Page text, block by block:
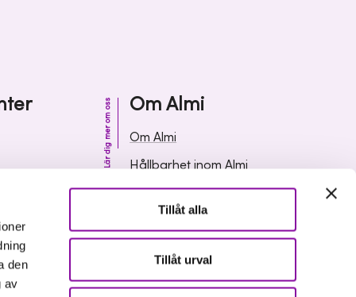
den
av
Tillåt alla
Tillåt urval
Om Almi
Lär dig mer om oss
Om Almi
Hållbarhet inom Almi
Organisation
Media och press